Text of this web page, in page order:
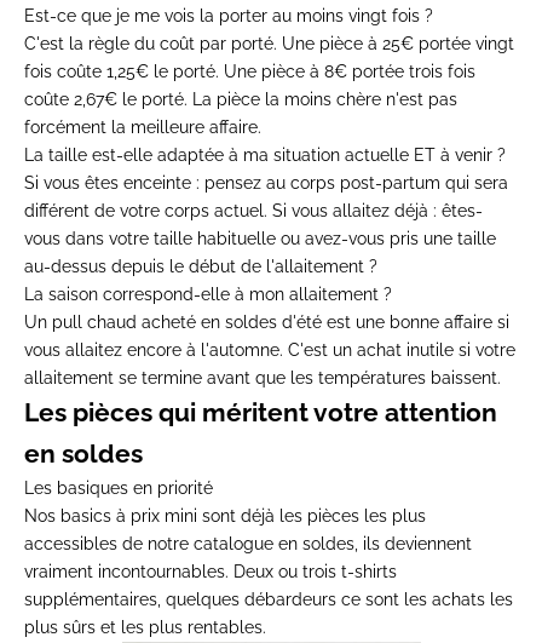
Est-ce que je me vois la porter au moins vingt fois ?
C'est la règle du coût par porté. Une pièce à 25€ portée vingt
fois coûte 1,25€ le porté. Une pièce à 8€ portée trois fois
coûte 2,67€ le porté. La pièce la moins chère n'est pas
forcément la meilleure affaire.
La taille est-elle adaptée à ma situation actuelle ET à venir ?
Si vous êtes enceinte : pensez au corps post-partum qui sera
différent de votre corps actuel. Si vous allaitez déjà : êtes-
vous dans votre taille habituelle ou avez-vous pris une taille
au-dessus depuis le début de l'allaitement ?
La saison correspond-elle à mon allaitement ?
Un pull chaud acheté en soldes d'été est une bonne affaire si
vous allaitez encore à l'automne. C'est un achat inutile si votre
allaitement se termine avant que les températures baissent.
Les pièces qui méritent votre attention
en soldes
Les basiques en priorité
Nos basics à prix mini sont déjà les pièces les plus
accessibles de notre catalogue en soldes, ils deviennent
vraiment incontournables. Deux ou trois t-shirts
supplémentaires, quelques débardeurs ce sont les achats les
plus sûrs et les plus rentables.